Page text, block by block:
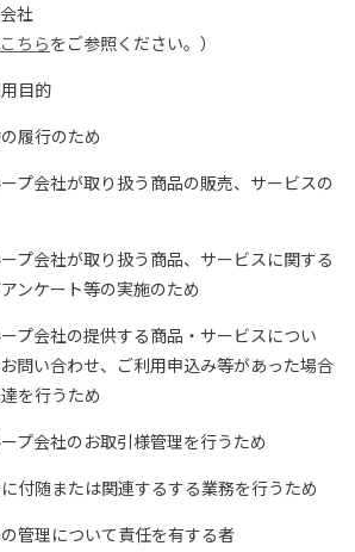
社
こちらをご参照ください。）
目的
履行のため
プ会社が取り扱う商品の販売、サービスの
プ会社が取り扱う商品、サービスに関する
ンケート等の実施のため
プ会社の提供する商品・サービスについ
問い合わせ、ご利用申込み等があった場合
を行うため
プ会社のお取引様管理を行うため
付随または関連するする業務を行うため
管理について責任を有する者